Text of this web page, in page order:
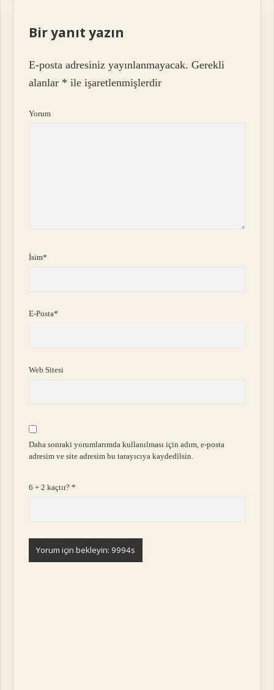
Bir yanıt yazın
E-posta adresiniz yayınlanmayacak. Gerekli
alanlar * ile işaretlenmişlerdir
Yorum
İsim*
E-Posta*
Web Sitesi
Daha sonraki yorumlarımda kullanılması için adım, e-posta
adresim ve site adresim bu tarayıcıya kaydedilsin.
6 + 2 kaçtır?*